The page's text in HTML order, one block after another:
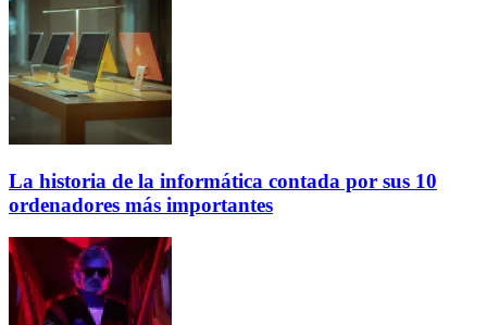
La historia de la informática contada por sus 10
ordenadores más importantes